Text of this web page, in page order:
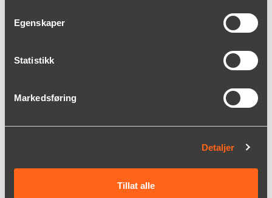
Egenskaper
Statistikk
Markedsføring
Detaljer
Tillat alle
Fordeler
Korte batchtider
Høy reproduksjonsevne